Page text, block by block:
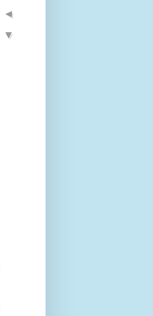
◄
▼